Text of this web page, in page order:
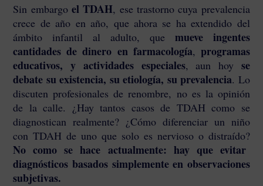
Sin embargoel TDAH, ese trastorno cuya prevalencia
crece de año en año, que ahora se ha extendido del
ámbito infantil al adulto, que mueve ingentes
cantidades de dinero en farmacología, programas
educativos, y actividades especiales, aun hoy se
debate su existencia, su etiología, su prevalencia. Lo
discuten profesionales de renombre, no es la opinión
de la calle. ¿Hay tantos casos de TDAH como se
diagnostican realmente? ¿Cómo diferenciar un niño
con TDAH de uno que solo es nervioso o distraído?
No como se hace actualmente: hay que evitar
diagnósticos basados simplemente en observaciones
subjetivas.